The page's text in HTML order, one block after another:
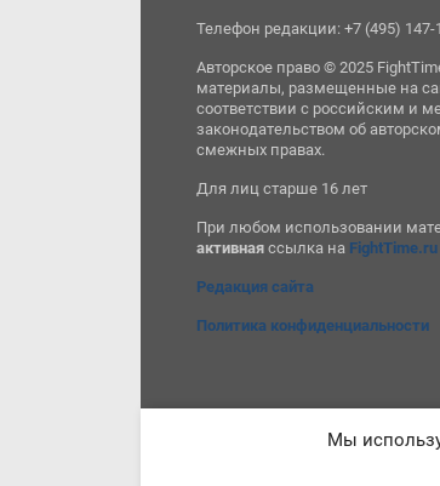
Телефон редакции: +7 (495) 147-
Авторское право © 2025
материалы, размещенные на
соответствии с российским и
законодательством об
смежных правах.
Для лиц старше 16 лет
При любом использовании
активная ссылка на FightTime.ru
Редакция сайта
Политика конфиденциальности
Мы